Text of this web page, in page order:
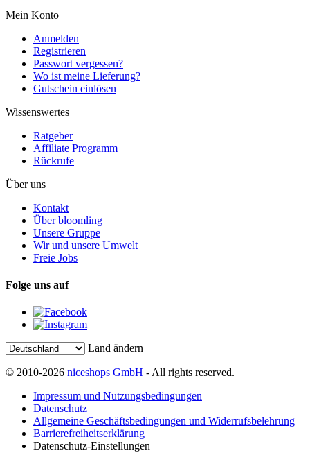
Mein Konto
Anmelden
Registrieren
Passwort vergessen?
Wo ist meine Lieferung?
Gutschein einlösen
Wissenswertes
Ratgeber
Affiliate Programm
Rückrufe
Über uns
Kontakt
Über bloomling
Unsere Gruppe
Wir und unsere Umwelt
Freie Jobs
Folge uns auf
Land ändern
© 2010-2026 niceshops GmbH - All rights reserved.
Impressum und Nutzungsbedingungen
Datenschutz
Allgemeine Geschäftsbedingungen und Widerrufsbelehrung
Barrierefreiheitserklärung
Datenschutz-Einstellungen